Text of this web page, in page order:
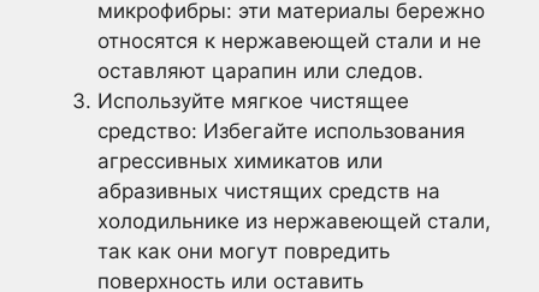
микрофибры: эти материалы бережно
относятся к нержавеющей стали и не
оставляют царапин или следов.
Используйте мягкое чистящее
средство: Избегайте использования
агрессивных химикатов или
абразивных чистящих средств на
холодильнике из нержавеющей стали,
так как они могут повредить
поверхность или оставить